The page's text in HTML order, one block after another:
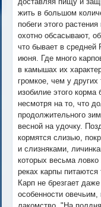
жить в большом
побеги этого
охотно обсасывают,
что бывает в
июня. Где много
в камышах их
громкое, чем у
изобилие этого корма
несмотря на то, что
продолжительного
весной на удочку.
кормятся слизью,
и слизняками,
которых весьма
реках карпы
Карп не брезгает
особенности овечьим,